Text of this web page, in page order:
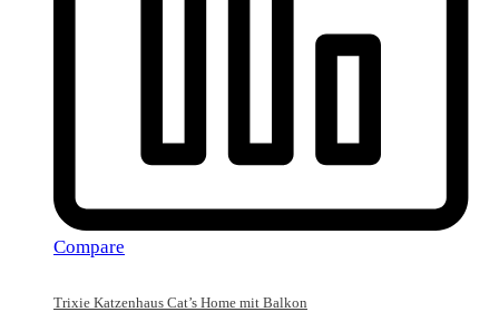
Compare
Trixie Katzenhaus Cat’s Home mit Balkon